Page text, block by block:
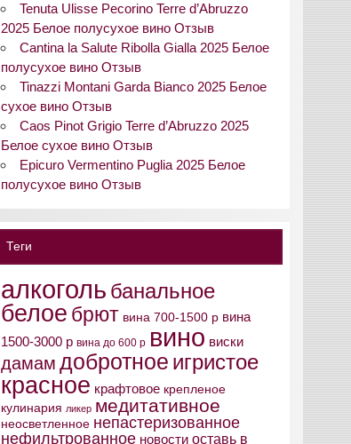
Tenuta Ulisse Pecorino Terre d’Abruzzo
2025 Белое полусухое вино Отзыв
Cantina la Salute Ribolla Gialla 2025 Белое
полусухое вино Отзыв
Tinazzi Montani Garda Bianco 2025 Белое
сухое вино Отзыв
Caos Pinot Grigio Terre d’Abruzzo 2025
Белое сухое вино Отзыв
Epicuro Vermentino Puglia 2025 Белое
полусухое вино Отзыв
Теги
алкоголь банальное
белое брют вина 700-1500 р вина
1500-3000 р вина до 600 р вино виски
дамам добротное игристое
красное крафтовое крепленое
кулинария ликер медитативное
неосветленное непастеризованное
нефильтрованное новости оставь в